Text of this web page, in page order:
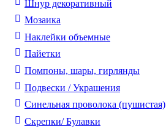
Шнур декоративный
Мозаика
Наклейки объемные
Пайетки
Помпоны, шары, гирлянды
Подвески / Украшения
Синельная проволока (пушистая)
Скрепки/ Булавки